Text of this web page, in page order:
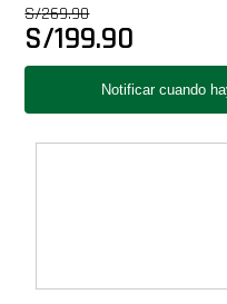
S/269.90
S/199.90